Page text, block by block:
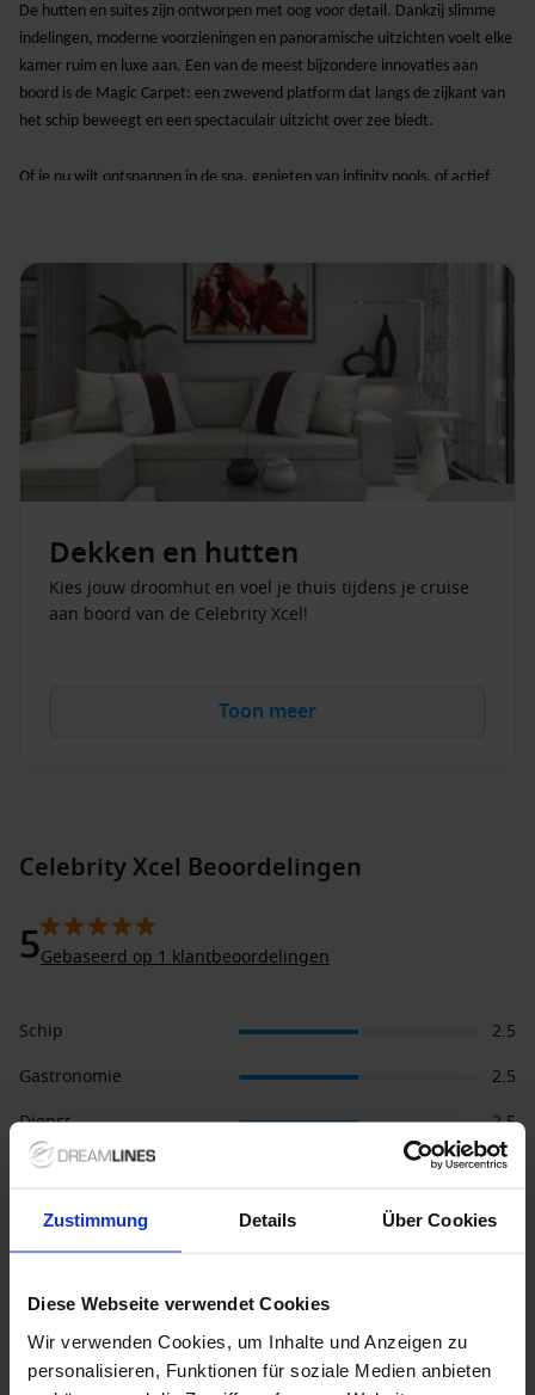
Zustimmung Details Über Cookies
Diese Webseite verwendet Cookies
Wir verwenden Cookies, um Inhalte und Anzeigen zu
personalisieren, Funktionen für soziale Medien anbieten
De hutten en suites zijn ontworpen met oog voor detail. Dankzij slimme
indelingen, moderne voorzieningen en panoramische uitzichten voelt elke
kamer ruim en luxe aan. Een van de meest bijzondere innovaties aan
boord is de Magic Carpet: een zwevend platform dat langs de zijkant van
het schip beweegt en een spectaculair uitzicht over zee biedt.
Of je nu wilt ontspannen in de spa, genieten van infinity pools, of actief
gezinnen en vriendengroepen die samen een onvergetelijke vakantie
De Celebrity Xcel vaart naar adembenemende bestemmingen, waaronder
Middellandse Zee en het Caribisch gebied
. Zo combineert dit schip
ultieme ontspanning aan boord met onvergetelijke ervaringen aan wal.
Boek je Celebrity Xcel cruise via Dreamlines en ontdek zelf waarom dit
schip de perfecte keuze is voor een luxe vakantie op zee.
Dekken en hutten
Kies jouw droomhut en voel je thuis tijdens je cruise
aan boord van de Celebrity Xcel!
Toon meer
Celebrity Xcel Beoordelingen
5Gebaseerd op 1 klantbeoordelingen
Schip
2.5
Gastronomie
2.5
Dienst
2.5
Amusement
2.5
Excursies
2.5
Cabine
Sport